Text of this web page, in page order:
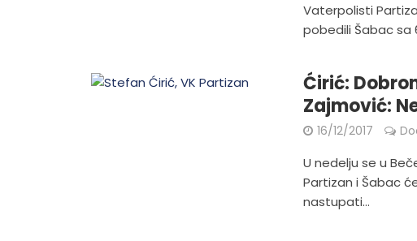
Vaterpolisti
pobedili Šabac sa
Ćirić:
Zajmović:
16/12/2017
U nedelju se u
Partizan i Šabac
nastupati...